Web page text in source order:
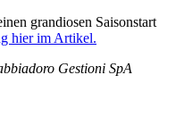
grandiosen Saisonstart
hier im Artikel.
Gestioni SpA